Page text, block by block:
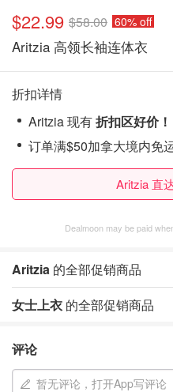
$22.99 $58.00 60% off
Aritzia 高领长袖连体衣
折扣详情
Aritzia 现有折扣区好价！
订单满$50加拿大境内免运
Aritzia 直
Dealmoon may be paid
Aritzia 的全部促销商品
女士上衣 的全部促销商品
评论
暂无评论，打开App写评论